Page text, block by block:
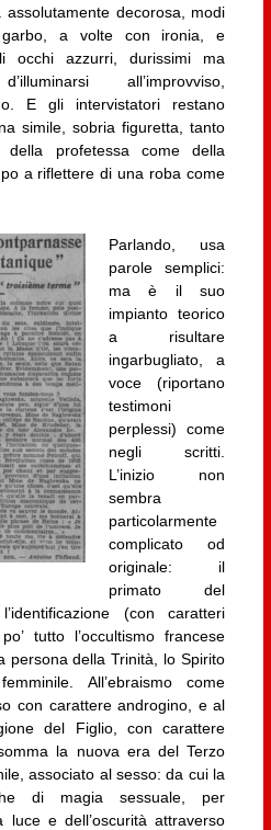
decorosa, modi
garbo, a volte con ironia, e
occhi azzurri, durissimi ma
all’improvviso,
E gli intervistatori restano
simile, sobria figuretta, tanto
della profetessa come della
a riflettere di una roba come
Parlando, usa
parole semplici:
ma è il suo
impianto teorico
a risultare
ingarbugliato, a
voce (riportano
testimoni
perplessi) come
negli scritti.
L’inizio non
sembra
particolarmente
complicato od
originale: il
primato del
(con caratteri
tutto l’occultismo francese
persona della Trinità, lo Spirito
All’ebraismo come
con carattere androgino, e al
del Figlio, con carattere
la nuova era del Terzo
associato al sesso: da cui la
di magia sessuale, per
luce e dell’oscurità attraverso